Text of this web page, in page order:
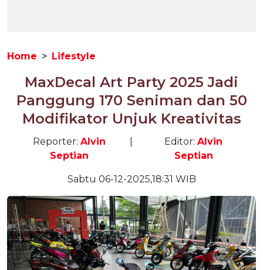
Home Lifestyle
MaxDecal Art Party 2025 Jadi
Panggung 170 Seniman dan 50
Modifikator Unjuk Kreativitas
Reporter: Alvin
Septian
Editor:Alvin
Septian
Sabtu 06-12-2025,18:31 WIB